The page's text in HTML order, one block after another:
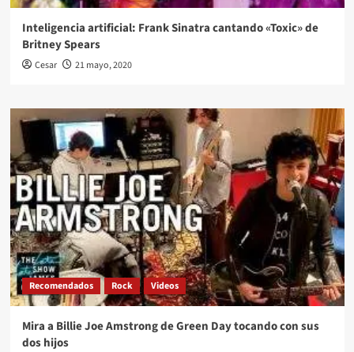
Inteligencia artificial: Frank Sinatra cantando «Toxic» de
Britney Spears
Cesar 21 mayo, 2020
Recomendados Rock Videos
Mira a Billie Joe Amstrong de Green Day tocando con sus
dos hijos